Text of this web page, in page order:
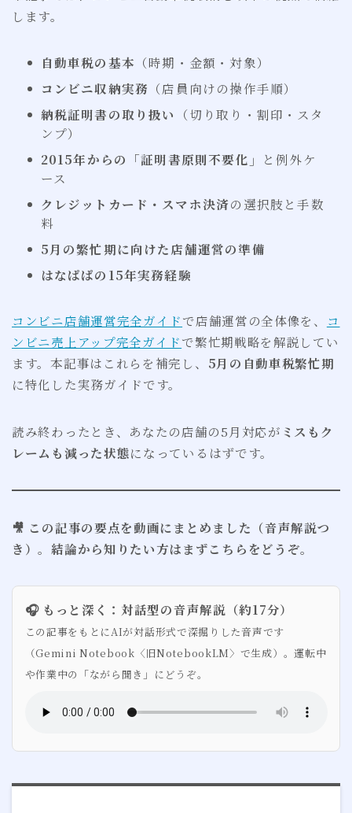
します。
自動車税の基本 （時期・金額・対象）
コンビニ収納実務 （店員向けの操作手順）
納税証明書の取り扱い
（切り取り・割印・スタ
ンプ）
2015年からの「証明書原則不要化」
と例外ケ
ース
クレジットカード・スマホ決済の選択肢と手数
料
5月の繁忙期に向けた店舗運営の準備
はなぱぱの15年実務経験
コンビニ店舗運営完全ガイドで店舗運営の全体像を、 コ
ンビニ売上アップ完全ガイドで繁忙期戦略を解説してい
ます。本記事はこれらを補完し、 5月の自動車税繁忙期
に特化した実務ガイドです。
読み終わったとき、あなたの店舗の5月対応が ミスもク
レームも減った状態になっているはずです。
🎥 この記事の要点を動画にまとめました（音声解説つ
き）。結論から知りたい方はまずこちらをどうぞ。
🎧 もっと深く：対話型の音声解説（約17分）
この記事をもとにAIが対話形式で深掘りした音声です
（Gemini Notebook〈旧NotebookLM〉で生成）。運転中
や作業中の「ながら聞き」にどうぞ。